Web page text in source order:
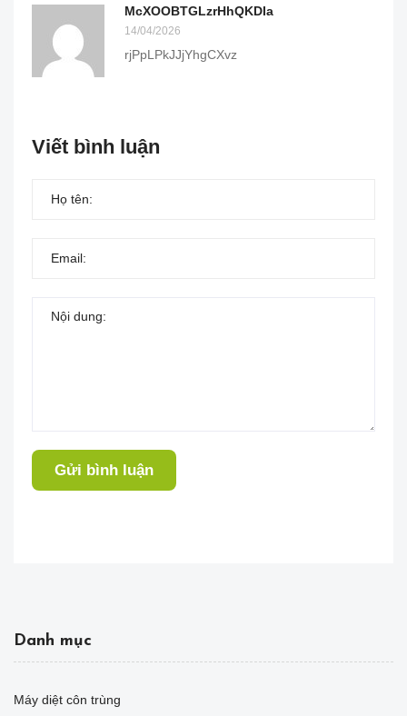
McXOOBTGLzrHhQKDIa
14/04/2026
rjPpLPkJJjYhgCXvz
Viết bình luận
Gửi bình luận
Danh mục
Máy diệt côn trùng